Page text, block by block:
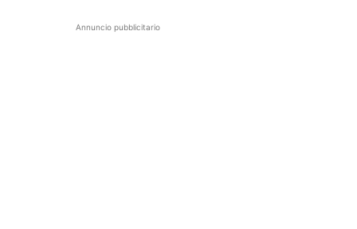
Annuncio pubblicitario